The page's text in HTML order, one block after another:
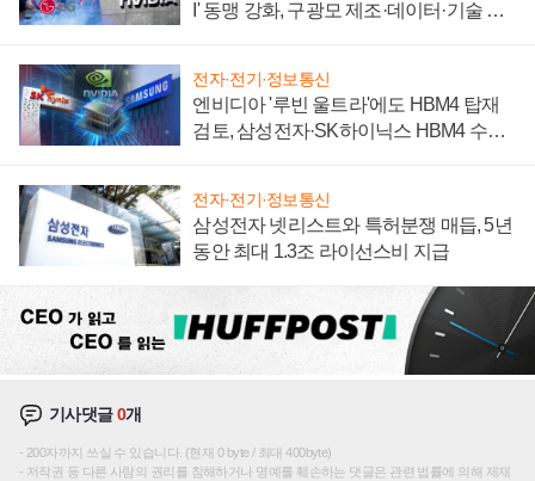
I' 동맹 강화, 구광모 제조·데이터·기술 결
전자·전기·정보통신
엔비디아 '루빈 울트라'에도 HBM4 탑재
검토, 삼성전자·SK하이닉스 HBM4 수율
전자·전기·정보통신
삼성전자 넷리스트와 특허분쟁 매듭, 5년
동안 최대 1.3조 라이선스비 지급
기사댓글0개
200자까지 쓰실 수 있습니다. (현재 0 byte / 최대 400byte)
저작권 등 다른 사람의 권리를 침해하거나 명예를 훼손하는 댓글은 관련 법률에 의해 제재